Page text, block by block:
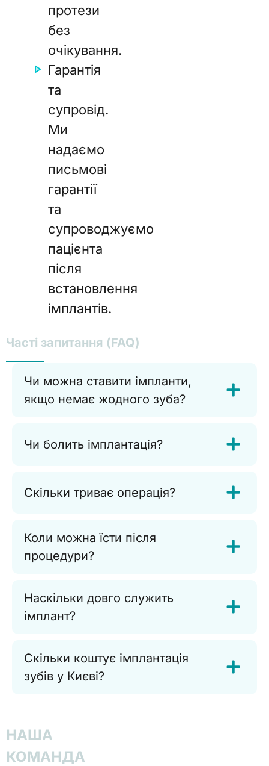
протези
без
очікування.
Гарантія
та
супровід.
Ми
надаємо
письмові
гарантії
та
супроводжуємо
пацієнта
після
встановлення
імплантів.
Часті запитання (FAQ)
Чи можна ставити імпланти,
якщо немає жодного зуба?
Чи болить імплантація?
Скільки триває операція?
Коли можна їсти після
процедури?
Наскільки довго служить
імплант?
Скільки коштує імплантація
зубів у Києві?
НАША
КОМАНДА